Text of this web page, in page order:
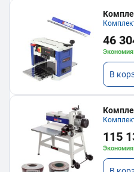
46
В
115